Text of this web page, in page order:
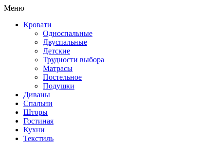
Меню
Кровати
Односпальные
Двуспальные
Детские
Трудности выбора
Матрасы
Постельное
Подушки
Диваны
Спальни
Шторы
Гостиная
Кухни
Текстиль